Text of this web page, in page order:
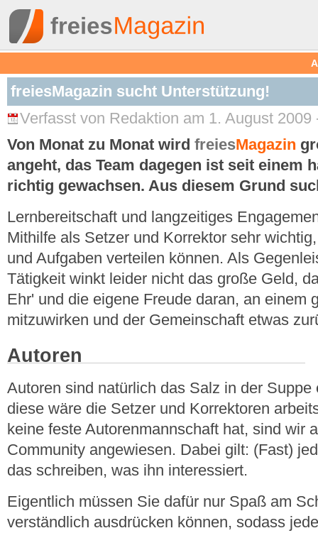
freiesMagazin sucht Unterstützung!
Verfasst von Redaktion am 1. August 2009
Von Monat zu Monat wird freiesMagazin
angeht, das Team dagegen ist seit einem
richtig gewachsen. Aus diesem Grund
Lernbereitschaft und langzeitiges
Mithilfe als Setzer und Korrektor sehr
und Aufgaben verteilen können. Als
Tätigkeit winkt leider nicht das große Geld,
Ehr' und die eigene Freude daran, an einem
mitzuwirken und der Gemeinschaft etwas
Autoren
Autoren sind natürlich das Salz in der
diese wäre die Setzer und Korrektoren
keine feste Autorenmannschaft hat, sind wir
Community angewiesen. Dabei gilt: (Fast)
das schreiben, was ihn interessiert.
Eigentlich müssen Sie dafür nur Spaß am
verständlich ausdrücken können, sodass